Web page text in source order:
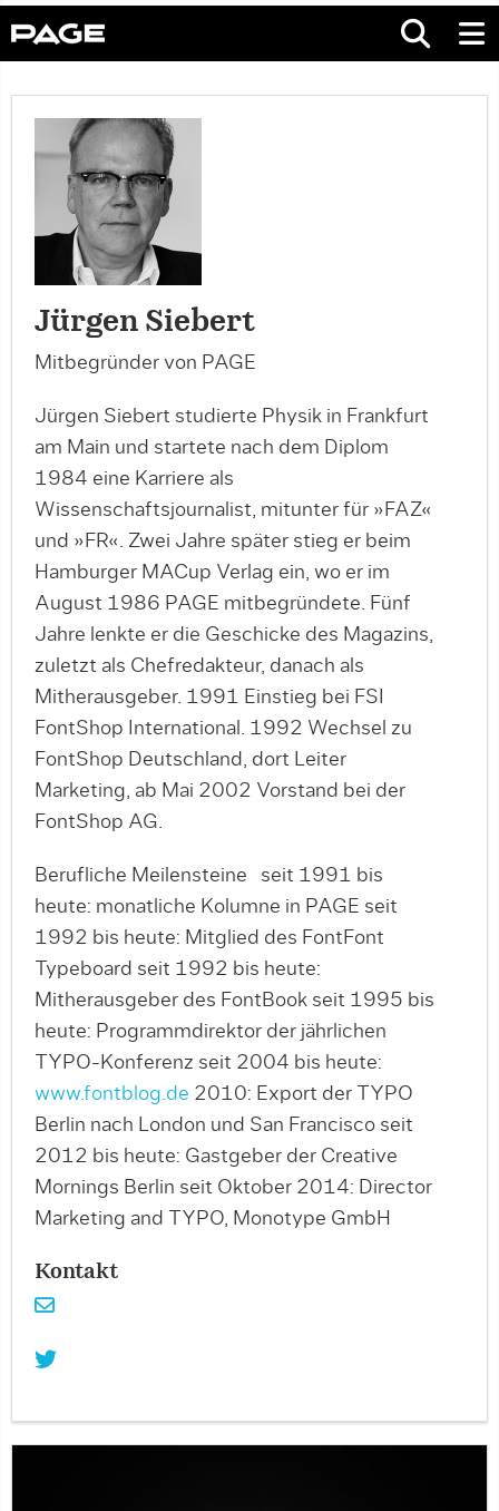
Jürgen Siebert
Mitbegründer von PAGE
Jürgen Siebert studierte Physik in Frankfurt
am Main und startete nach dem Diplom
1984 eine Karriere als
Wissenschaftsjournalist, mitunter für »FAZ«
und »FR«. Zwei Jahre später stieg er beim
Hamburger MACup Verlag ein, wo er im
August 1986 PAGE mitbegründete. Fünf
Jahre lenkte er die Geschicke des Magazins,
zuletzt als Chefredakteur, danach als
Mitherausgeber. 1991 Einstieg bei FSI
FontShop International. 1992 Wechsel zu
FontShop Deutschland, dort Leiter
Marketing, ab Mai 2002 Vorstand bei der
FontShop AG.
Berufliche Meilensteine seit 1991 bis
heute: monatliche Kolumne in PAGE seit
1992 bis heute: Mitglied des FontFont
Typeboard seit 1992 bis heute:
Mitherausgeber des FontBook seit 1995 bis
heute: Programmdirektor der jährlichen
TYPO-Konferenz seit 2004 bis heute:
www.fontblog.de 2010: Export der TYPO
Berlin nach London und San Francisco seit
2012 bis heute: Gastgeber der Creative
Mornings Berlin seit Oktober 2014: Director
Marketing and TYPO, Monotype GmbH
Kontakt